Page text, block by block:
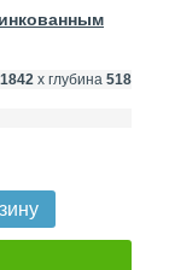
1842 х глубина 518